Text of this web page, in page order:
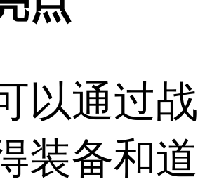
以通过战
装备和道